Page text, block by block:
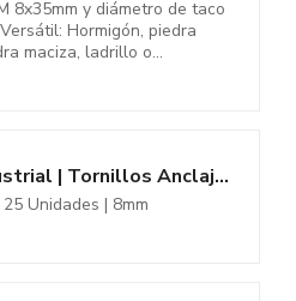
8x35mm y diámetro de taco
Versátil: Hormigón, piedra
maciza, ladrillo o...
DOJA Industrial | Tornillos Anclaje para Piscinas | Pack 25 | 8mm | Taco...
25 Unidades | 8mm